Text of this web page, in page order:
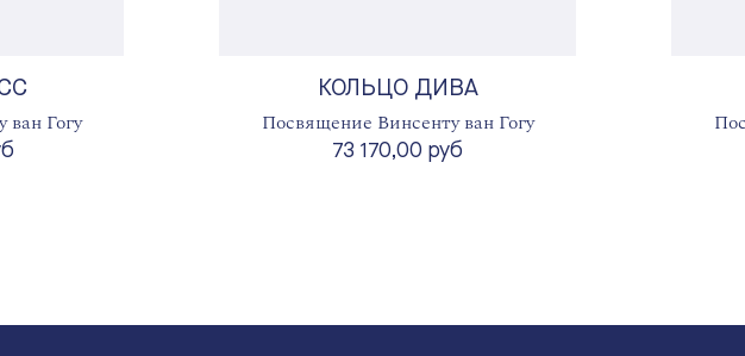
Гогу
КОЛЬЦО ДИВА
Посвящение Винсенту ван Гогу
73 170,00 руб